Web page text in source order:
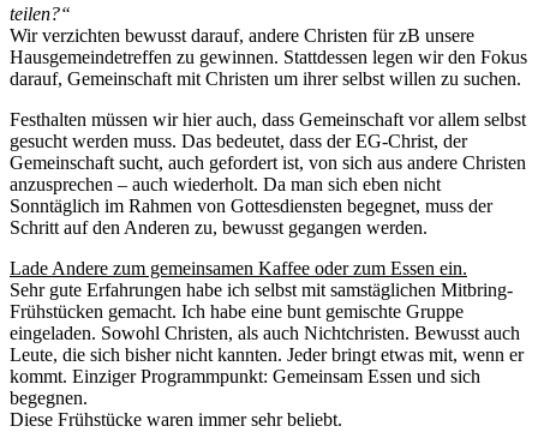
teilen?“
Wir verzichten bewusst darauf, andere Christen für zB unsere
Hausgemeindetreffen zu gewinnen. Stattdessen legen wir den Fokus
darauf, Gemeinschaft mit Christen um ihrer selbst willen zu suchen.
Festhalten müssen wir hier auch, dass Gemeinschaft vor allem selbst
gesucht werden muss. Das bedeutet, dass der EG-Christ, der
Gemeinschaft sucht, auch gefordert ist, von sich aus andere Christen
anzusprechen – auch wiederholt. Da man sich eben nicht
Sonntäglich im Rahmen von Gottesdiensten begegnet, muss der
Schritt auf den Anderen zu, bewusst gegangen werden.
Lade Andere zum gemeinsamen Kaffee oder zum Essen ein.
Sehr gute Erfahrungen habe ich selbst mit samstäglichen Mitbring-
Frühstücken gemacht. Ich habe eine bunt gemischte Gruppe
eingeladen. Sowohl Christen, als auch Nichtchristen. Bewusst auch
Leute, die sich bisher nicht kannten. Jeder bringt etwas mit, wenn er
kommt. Einziger Programmpunkt: Gemeinsam Essen und sich
begegnen.
Diese Frühstücke waren immer sehr beliebt.